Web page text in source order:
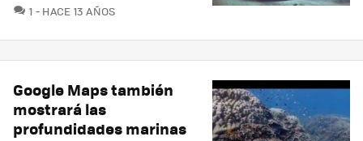
1 COMENTARIOS
HACE 13 AÑOS
Google Maps también
mostrará las
profundidades marinas